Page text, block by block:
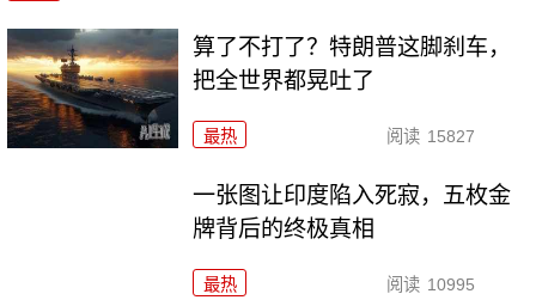
算了不打了？特朗普这脚刹车，
把全世界都晃吐了
最热 阅读 15827
一张图让印度陷入死寂，五枚金
牌背后的终极真相
最热 阅读 10995